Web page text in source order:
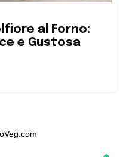
al Forno:
e Gustosa